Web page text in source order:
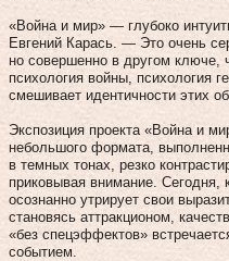
«Война и мир» — глубоко
Евгений Карась. — Это очень
но совершенно в другом ключе,
психология войны, психология
смешивает идентичности этих
Экспозиция проекта «Война и
небольшого формата,
в темных тонах, резко
приковывая внимание. Сегодня,
осознанно утрирует свои
становясь аттракционом,
«без спецэффектов»
событием.